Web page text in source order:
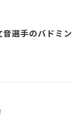
選手のバドミン